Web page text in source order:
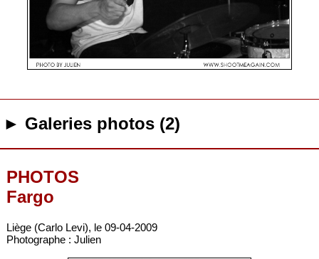
► Galeries photos (2)
PHOTOS
Fargo
Liège (Carlo Levi), le 09-04-2009
Photographe : Julien